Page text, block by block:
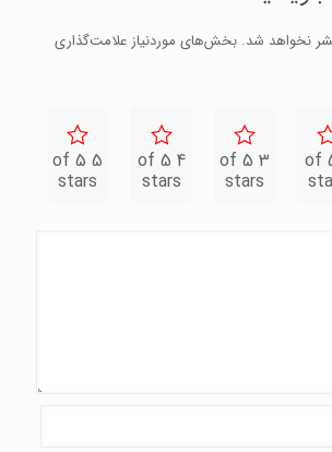
نخواهد شد. بخش‌های موردنیاز علامت‌گذاری
2 of
3 of 5
stars
4 of 5
stars
5 of 5
stars